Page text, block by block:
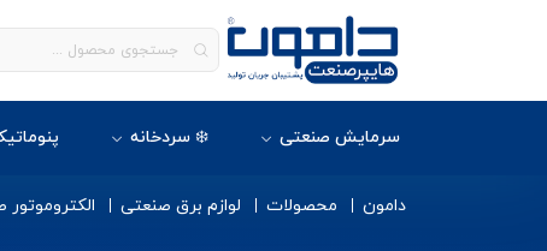
سرمایش صنعتی ❄️ سردخانه
دامون محصولات لوازم برق صنعتی